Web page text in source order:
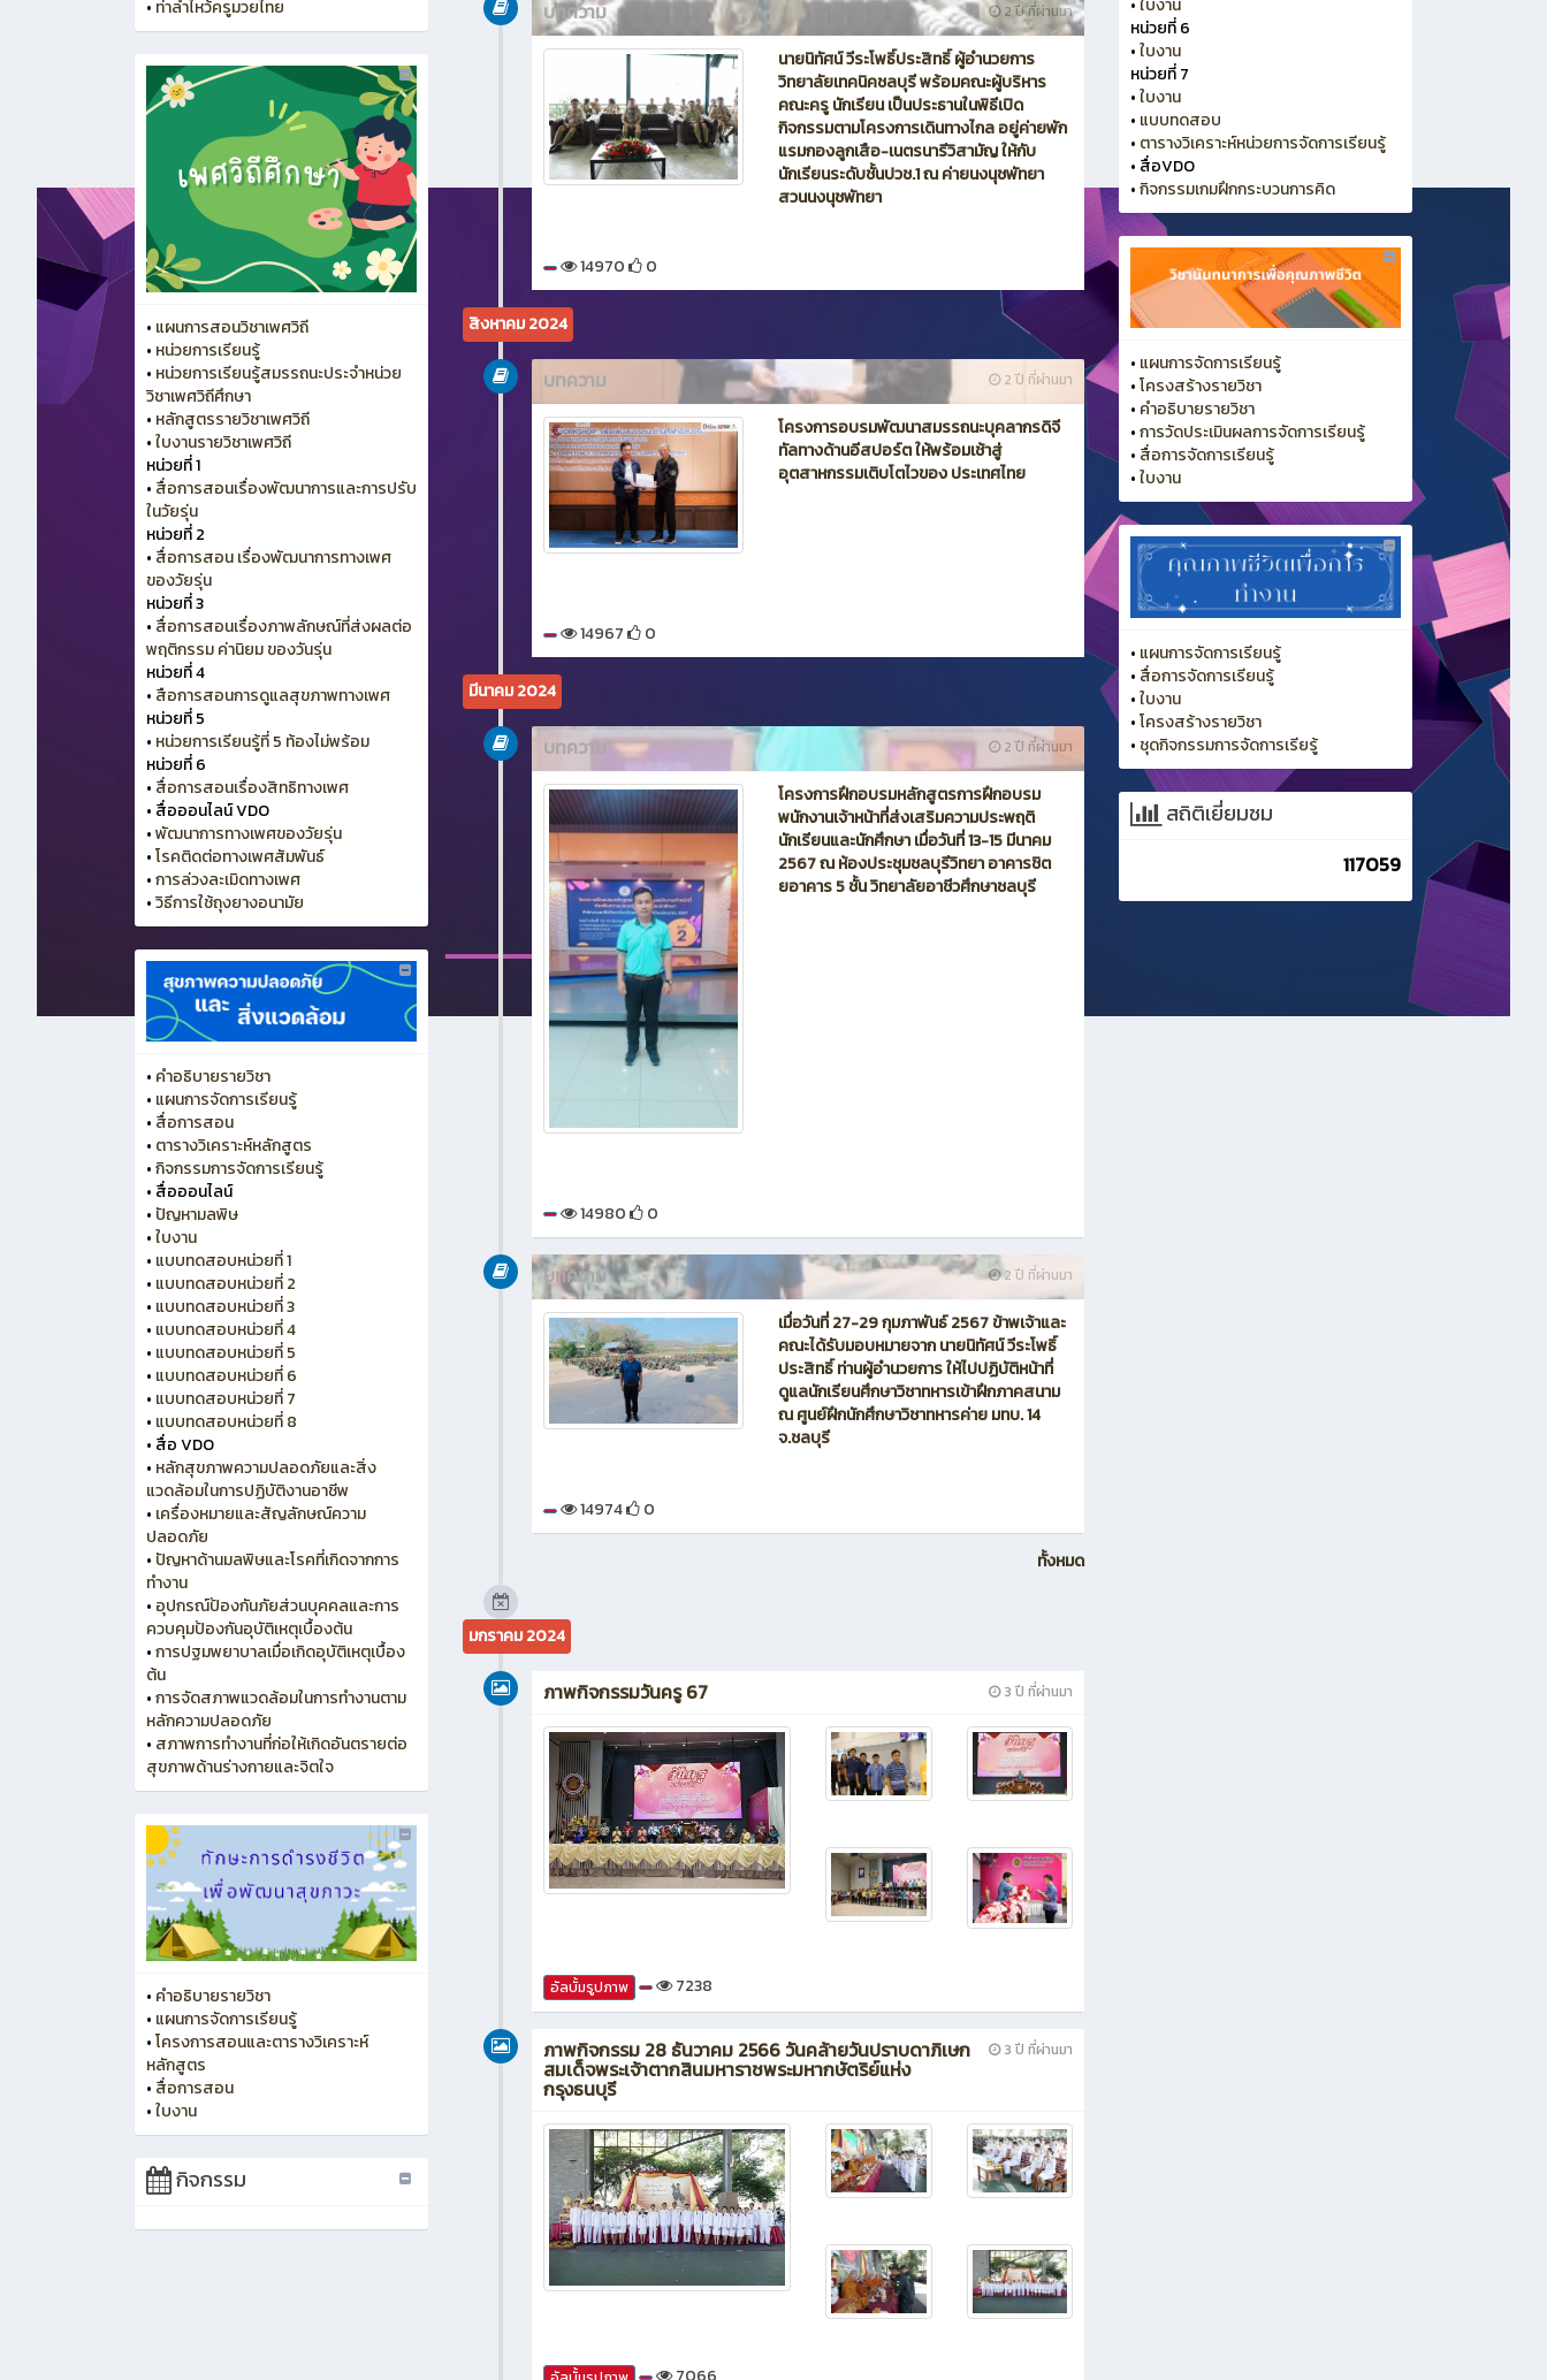
• ท่าลำไหว้ครูมวยไทย
• แผนการสอนวิชาเพศวิถี
• หน่วยการเรียนรู้
• หน่วยการเรียนรู้สมรรถนะประจำหน่วย
วิชาเพศวิถีศึกษา
• หลักสูตรรายวิชาเพศวิถี
•ใบงานรายวิชาเพศวิถี
หน่วยที่ 1
• สื่อการสอนเรื่องพัฒนาการและการปรับ
ในวัยรุ่น
หน่วยที่ 2
• สื่อการสอน เรื่องพัฒนาการทางเพศ
ของวัยรุ่น
หน่วยที่ 3
• สื่อการสอนเรื่องภาพลักษณ์ที่ส่งผลต่อ
พฤติกรรม ค่านิยม ของวันรุ่น
หน่วยที่ 4
• สือการสอนการดูแลสุขภาพทางเพศ
หน่วยที่ 5
• หน่วยการเรียนรู้ที่ 5 ท้องไม่พร้อม
หน่วยที่ 6
• สื่อการสอนเรื่องสิทธิทางเพศ
• สื่อออนไลน์ VDO
•พัฒนาการทางเพศของวัยรุ่น
•โรคติดต่อทางเพศสัมพันธ์
•การล่วงละเมิดทางเพศ
•วิธีการใช้ถุงยางอนามัย
• คำอธิบายรายวิชา
• แผนการจัดการเรียนรู้
• สื่อการสอน
• ตารางวิเคราะห์หลักสูตร
•กิจกรรมการจัดการเรียนรู้
• สื่อออนไลน์
• ปัญหามลพิษ
•ใบงาน
• แบบทดสอบหน่วยที่ 1
• แบบทดสอบหน่วยที่ 2
• แบบทดสอบหน่วยที่ 3
• แบบทดสอบหน่วยที่ 4
• แบบทดสอบหน่วยที่ 5
• แบบทดสอบหน่วยที่ 6
• แบบทดสอบหน่วยที่ 7
• แบบทดสอบหน่วยที่ 8
• สื่อ VDO
• หลักสุขภาพความปลอดภัยและสิ่ง
แวดล้อมในการปฏิบัติงานอาชีพ
• เครื่องหมายและสัญลักษณ์ความ
ปลอดภัย
• ปัญหาด้านมลพิษและโรคที่เกิดจากการ
ทำงาน
• อุปกรณ์ป้องกันภัยส่วนบุคคลและการ
ควบคุมป้องกันอุบัติเหตุเบื้องต้น
•การปฐมพยาบาลเมื่อเกิดอุบัติเหตุเบื้อง
ต้น
•การจัดสภาพแวดล้อมในการทำงานตาม
หลักความปลอดภัย
• สภาพการทำงานที่ก่อให้เกิดอันตรายต่อ
สุขภาพด้านร่างกายและจิตใจ
• คำอธิบายรายวิชา
• แผนการจัดการเรียนรู้
•โครงการสอนและตารางวิเคราะห์
หลักสูตร
• สื่อการสอน
•ใบงาน
กิจกรรม
2 ปี ที่ผ่านมา
บทความ
นายนิทัศน์ วีระโพธิ์ประสิทธิ์ ผู้อำนวยการ
วิทยาลัยเทคนิคชลบุรี พร้อมคณะผู้บริหาร
คณะครู นักเรียน เป็นประธานในพิธีเปิด
กิจกรรมตามโครงการเดินทางไกล อยู่ค่ายพัก
แรมกองลูกเสือ-เนตรนารีวิสามัญ ให้กับ
นักเรียนระดับชั้นปวช.1 ณ ค่ายนงนุชพัทยา
สวนนงนุชพัทยา
14970 0
สิงหาคม 2024
2 ปี ที่ผ่านมา
บทความ
โครงการอบรมพัฒนาสมรรถนะบุคลากรดิจี
ทัลทางด้านอีสปอร์ต ให้พร้อมเช้าสู่
อุตสาหกรรมเติบโตไวของ ประเทศไทย
14967 0
มีนาคม 2024
2 ปี ที่ผ่านมา
บทความ
โครงการฝึกอบรมหลักสูตรการฝึกอบรม
พนักงานเจ้าหน้าที่ส่งเสริมความประพฤติ
นักเรียนและนักศึกษา เมื่อวันที่ 13-15 มีนาคม
2567 ณ ห้องประชุมชลบุรีวิทยา อาคารชิต
ยอาคาร 5 ชั้น วิทยาลัยอาชีวศึกษาชลบุรี
14980 0
2 ปี ที่ผ่านมา
บทความ
เมื่อวันที่ 27-29 กุมภาพันธ์ 2567 ข้าพเจ้าและ
คณะได้รับมอบหมายจาก นายนิทัศน์ วีระโพธิ์
ประสิทธิ์ ท่านผู้อำนวยการ ให้ไปปฏิบัติหน้าที่
ดูแลนักเรียนศึกษาวิชาทหารเข้าฝึกภาคสนาม
ณ ศูนย์ฝึกนักศึกษาวิชาทหารค่าย มทบ. 14
จ.ชลบุรี
14974 0
ทั้งหมด
มกราคม 2024
3 ปี ที่ผ่านมา
ภาพกิจกรรมวันครู 67
อัลบั้มรูปภาพ 7238
3 ปี ที่ผ่านมา
ภาพกิจกรรม 28 ธันวาคม 2566 วันคล้ายวันปราบดาภิเษก
สมเด็จพระเจ้าตากสินมหาราชพระมหากษัตริย์แห่ง
กรุงธนบุรี
•ใบงาน
หน่วยที่ 6
•ใบงาน
หน่วยที่ 7
•ใบงาน
• แบบทดสอบ
• ตารางวิเคราะห์หน่วยการจัดการเรียนรู้
• สื่อVDO
•กิจกรรมเกมฝึกกระบวนการคิด
• แผนการจัดการเรียนรู้
•โครงสร้างรายวิชา
• คำอธิบายรายวิชา
•การวัดประเมินผลการจัดการเรียนรู้
• สื่อการจัดการเรียนรู้
•ใบงาน
• แผนการจัดการเรียนรู้
• สื่อการจัดการเรียนรู้
•ใบงาน
•โครงสร้างรายวิชา
• ชุดกิจกรรมการจัดการเรียรู้
สถิติเยี่ยมชม
117059